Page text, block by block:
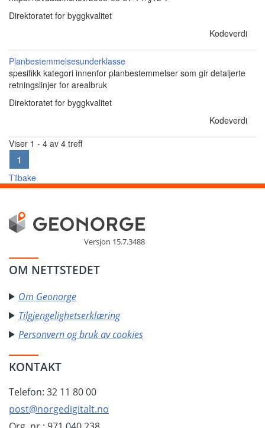
Direktoratet for byggkvalitet
Kodeverdi
Planbestemmelsesunderklasse
spesifikk kategori innenfor planbestemmelser som gir detaljerte
retningslinjer for arealbruk
Direktoratet for byggkvalitet
Kodeverdi
Viser 1 - 4 av 4 treff
1
Tilbake